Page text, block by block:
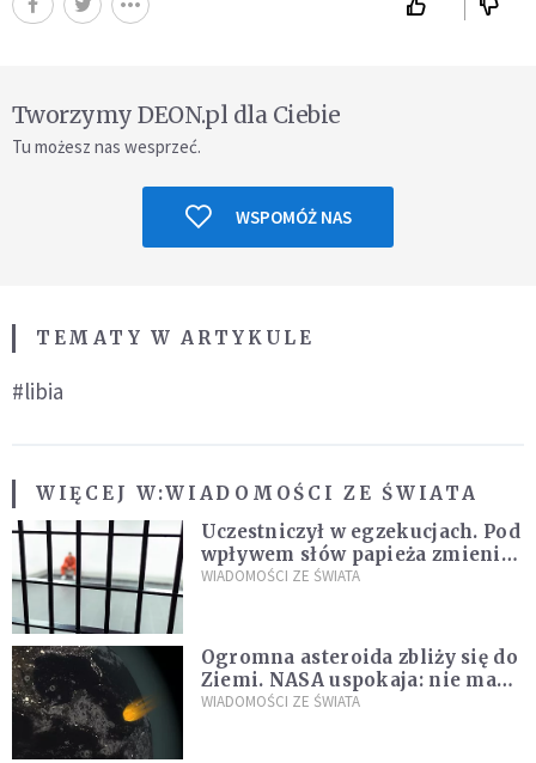
Tworzymy DEON.pl dla Ciebie
Tu możesz nas wesprzeć.
WSPOMÓŻ NAS
TEMATY W ARTYKULE
#libia
WIĘCEJ W:WIADOMOŚCI ZE ŚWIATA
Uczestniczył w egzekucjach. Pod
wpływem słów papieża zmienił
zdanie
WIADOMOŚCI ZE ŚWIATA
Ogromna asteroida zbliży się do
Ziemi. NASA uspokaja: nie ma
zagrożenia
WIADOMOŚCI ZE ŚWIATA